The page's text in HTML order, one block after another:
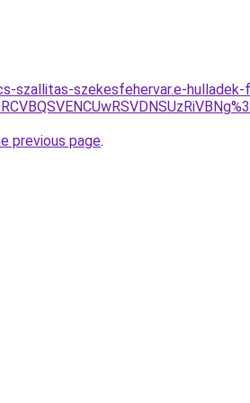
szallitas-szekesfehervar.e-
previous page.